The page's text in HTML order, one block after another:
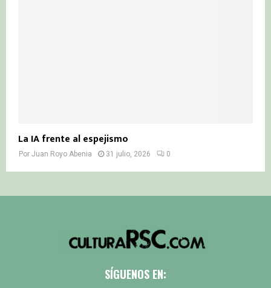
La IA frente al espejismo
Por Juan Royo Abenia 31 julio, 2026 0
SÍGUENOS EN: